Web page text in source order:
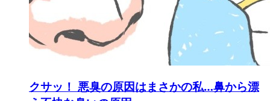
クサッ！ 悪臭の原因はまさかの私…鼻から漂